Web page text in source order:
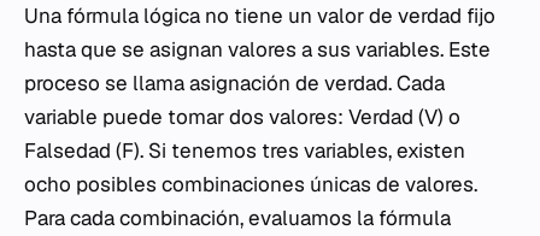
Una fórmula lógica no tiene un valor de verdad fijo
hasta que se asignan valores a sus variables. Este
proceso se llama asignación de verdad. Cada
variable puede tomar dos valores: Verdad (V) o
Falsedad (F). Si tenemos tres variables, existen
ocho posibles combinaciones únicas de valores.
Para cada combinación, evaluamos la fórmula